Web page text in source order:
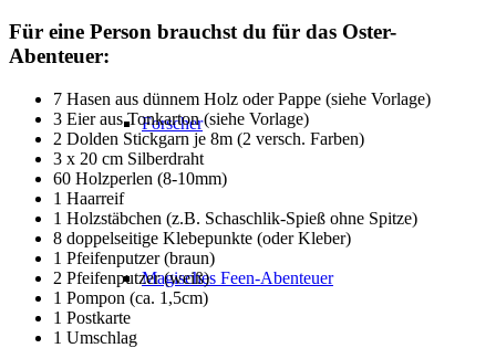
Forscher
Magisches Feen-Abenteuer
Für eine Person brauchst du für das Oster-
Abenteuer:
7 Hasen aus dünnem Holz oder Pappe (siehe Vorlage)
3 Eier aus Tonkarton (siehe Vorlage)
2 Dolden Stickgarn je 8m (2 versch. Farben)
3 x 20 cm Silberdraht
60 Holzperlen (8-10mm)
1 Haarreif
1 Holzstäbchen (z.B. Schaschlik-Spieß ohne Spitze)
8 doppelseitige Klebepunkte (oder Kleber)
1 Pfeifenputzer (braun)
2 Pfeifenputzer (weiß)
1 Pompon (ca. 1,5cm)
1 Postkarte
1 Umschlag